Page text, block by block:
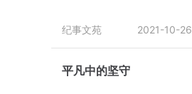
纪事文苑 2021-10-26
平凡中的坚守